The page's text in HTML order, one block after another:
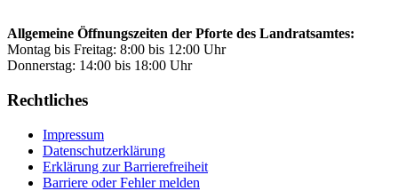
Allgemeine Öffnungszeiten der Pforte des Landratsamtes:
Montag bis Freitag: 8:00 bis 12:00 Uhr
Donnerstag: 14:00 bis 18:00 Uhr
Rechtliches
Impressum
Datenschutzerklärung
Erklärung zur Barrierefreiheit
Barriere oder Fehler melden